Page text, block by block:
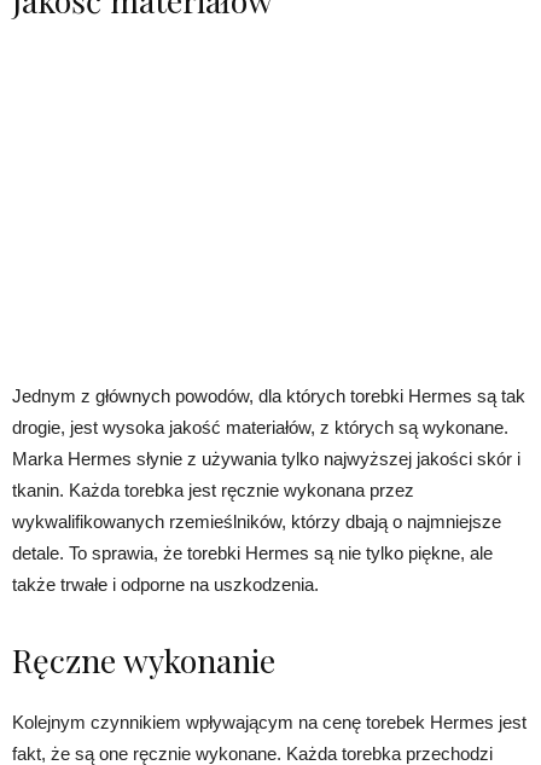
Jednym z głównych powodów, dla których torebki Hermes są tak
drogie, jest wysoka jakość materiałów, z których są wykonane.
Marka Hermes słynie z używania tylko najwyższej jakości skór i
tkanin. Każda torebka jest ręcznie wykonana przez
wykwalifikowanych rzemieślników, którzy dbają o najmniejsze
detale. To sprawia, że torebki Hermes są nie tylko piękne, ale
także trwałe i odporne na uszkodzenia.
Ręczne wykonanie
Kolejnym czynnikiem wpływającym na cenę torebek Hermes jest
fakt, że są one ręcznie wykonane. Każda torebka przechodzi